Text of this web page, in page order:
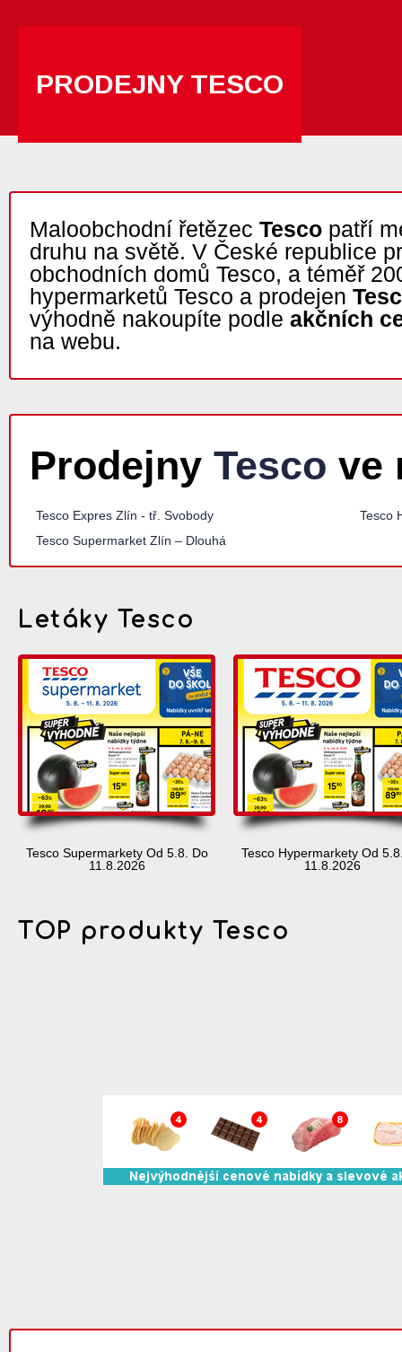
PRODEJNY TESCO
Maloobchodní řetězec Tesco patří
druhu na světě. V České republice
obchodních domů Tesco, a téměř
hypermarketů Tesco a prodejen
výhodně nakoupíte podle akčních
na webu.
Prodejny Tesco ve
Tesco Expres Zlín - tř. Svobody
Tesco
Tesco Supermarket Zlín – Dlouhá
Letáky Tesco
Tesco Supermarkety Od 5.8. Do
11.8.2026
Tesco Hypermarkety Od
11.8.2026
TOP produkty Tesco